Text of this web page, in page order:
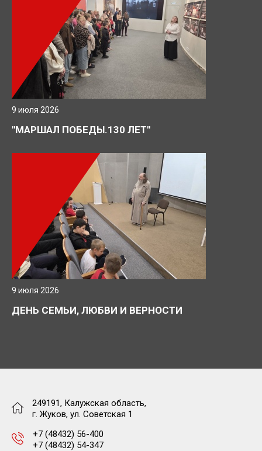
9 июля 2026
"МАРШАЛ ПОБЕДЫ.130 ЛЕТ"
9 июля 2026
ДЕНЬ СЕМЬИ, ЛЮБВИ И ВЕРНОСТИ
249191, Калужская область,
г. Жуков, ул. Советская 1
+7 (48432) 56-400
+7 (48432) 54-347